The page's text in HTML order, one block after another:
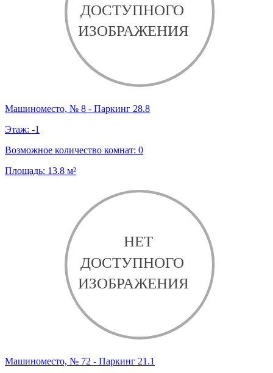
Машиноместо, № 8 - Паркинг 28.8
Этаж: -1
Возможное количество комнат: 0
Площадь: 13.8 м²
Машиноместо, № 72 - Паркинг 21.1